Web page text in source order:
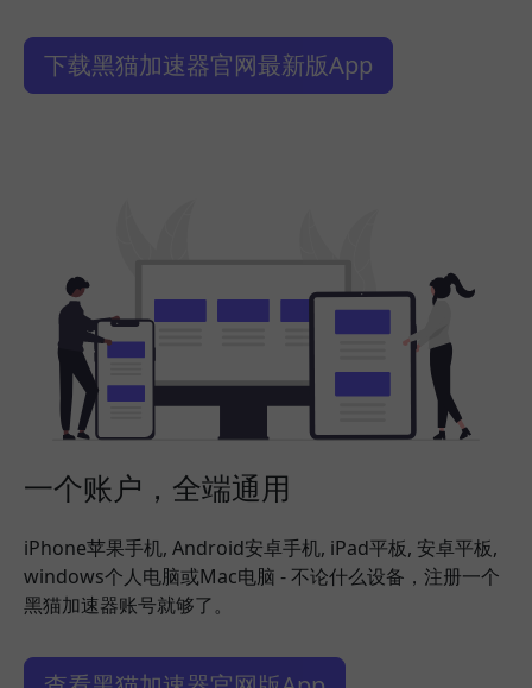
下载黑猫加速器官网最新版App
一个账户，全端通用
iPhone苹果手机, Android安卓手机, iPad平板, 安卓平板,
windows个人电脑或Mac电脑 - 不论什么设备，注册一个
黑猫加速器账号就够了。